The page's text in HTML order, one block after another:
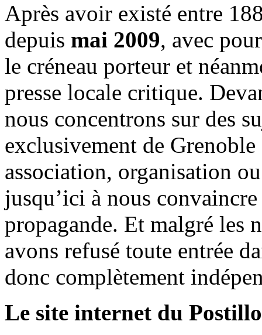
Après avoir existé entre
depuis mai 2009, avec
le créneau porteur et
presse locale critique.
nous concentrons sur des
exclusivement de
association, organisation
jusqu’ici à nous
propagande. Et malgré les
avons refusé toute entrée
donc complètement
Le site internet du